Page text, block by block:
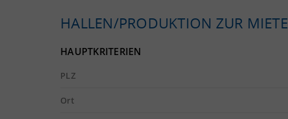
HALLEN/PRODUKTION ZUR MIETE
HAUPTKRITERIEN
PLZ
Ort